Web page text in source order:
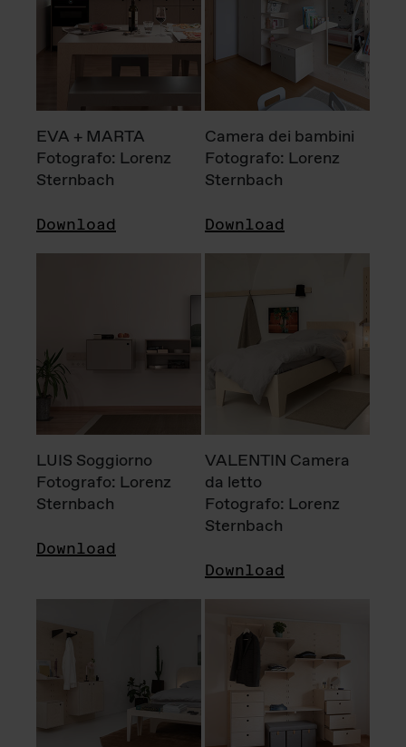
EVA + MARTA
Fotografo: Lorenz
Sternbach
Download
Camera dei bambini
Fotografo: Lorenz
Sternbach
Download
LUIS Soggiorno
Fotografo: Lorenz
Sternbach
Download
VALENTIN Camera
da letto
Fotografo: Lorenz
Sternbach
Download